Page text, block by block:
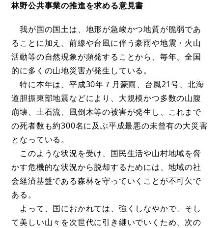
林野公共事業の推進を求める意見書
我が国の国土は、地形が急峻かつ地質が脆弱であ
ることに加え、前線や台風に伴う豪雨や地震・火山
活動等の自然現象が頻発することから、毎年、全国
的に多くの山地災害が発生している。
特に本年は、平成30年７月豪雨、台風21号、北海
道胆振東部地震などにより、大規模かつ多数の山腹
崩壊、土石流、風倒木等の被害が発生し、これまで
の死者数も約300名に及ぶ平成最悪の未曾有の大災害
となっている。
このような状況を受け、国民生活や山村地域を脅
かす危機的な状況から脱却するためには、地域の社
会経済基盤である森林を守っていくことが不可欠で
ある。
よって、国におかれては、強くしなやかで、そし
て美しい山々を次世代に引き継いでいくため、次の